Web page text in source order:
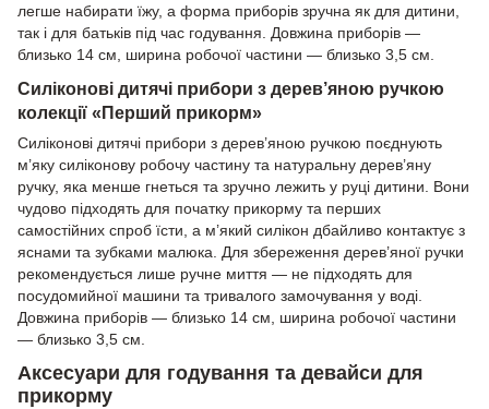
легше набирати їжу, а форма приборів зручна як для дитини,
так і для батьків під час годування. Довжина приборів —
близько 14 см, ширина робочої частини — близько 3,5 см.
Силіконові дитячі прибори з дерев’яною ручкою
колекції «Перший прикорм»
Силіконові дитячі прибори з дерев’яною ручкою поєднують
м’яку силіконову робочу частину та натуральну дерев’яну
ручку, яка менше гнеться та зручно лежить у руці дитини. Вони
чудово підходять для початку прикорму та перших
самостійних спроб їсти, а м’який силікон дбайливо контактує з
яснами та зубками малюка. Для збереження дерев’яної ручки
рекомендується лише ручне миття — не підходять для
посудомийної машини та тривалого замочування у воді.
Довжина приборів — близько 14 см, ширина робочої частини
— близько 3,5 см.
Аксесуари для годування та девайси для
прикорму